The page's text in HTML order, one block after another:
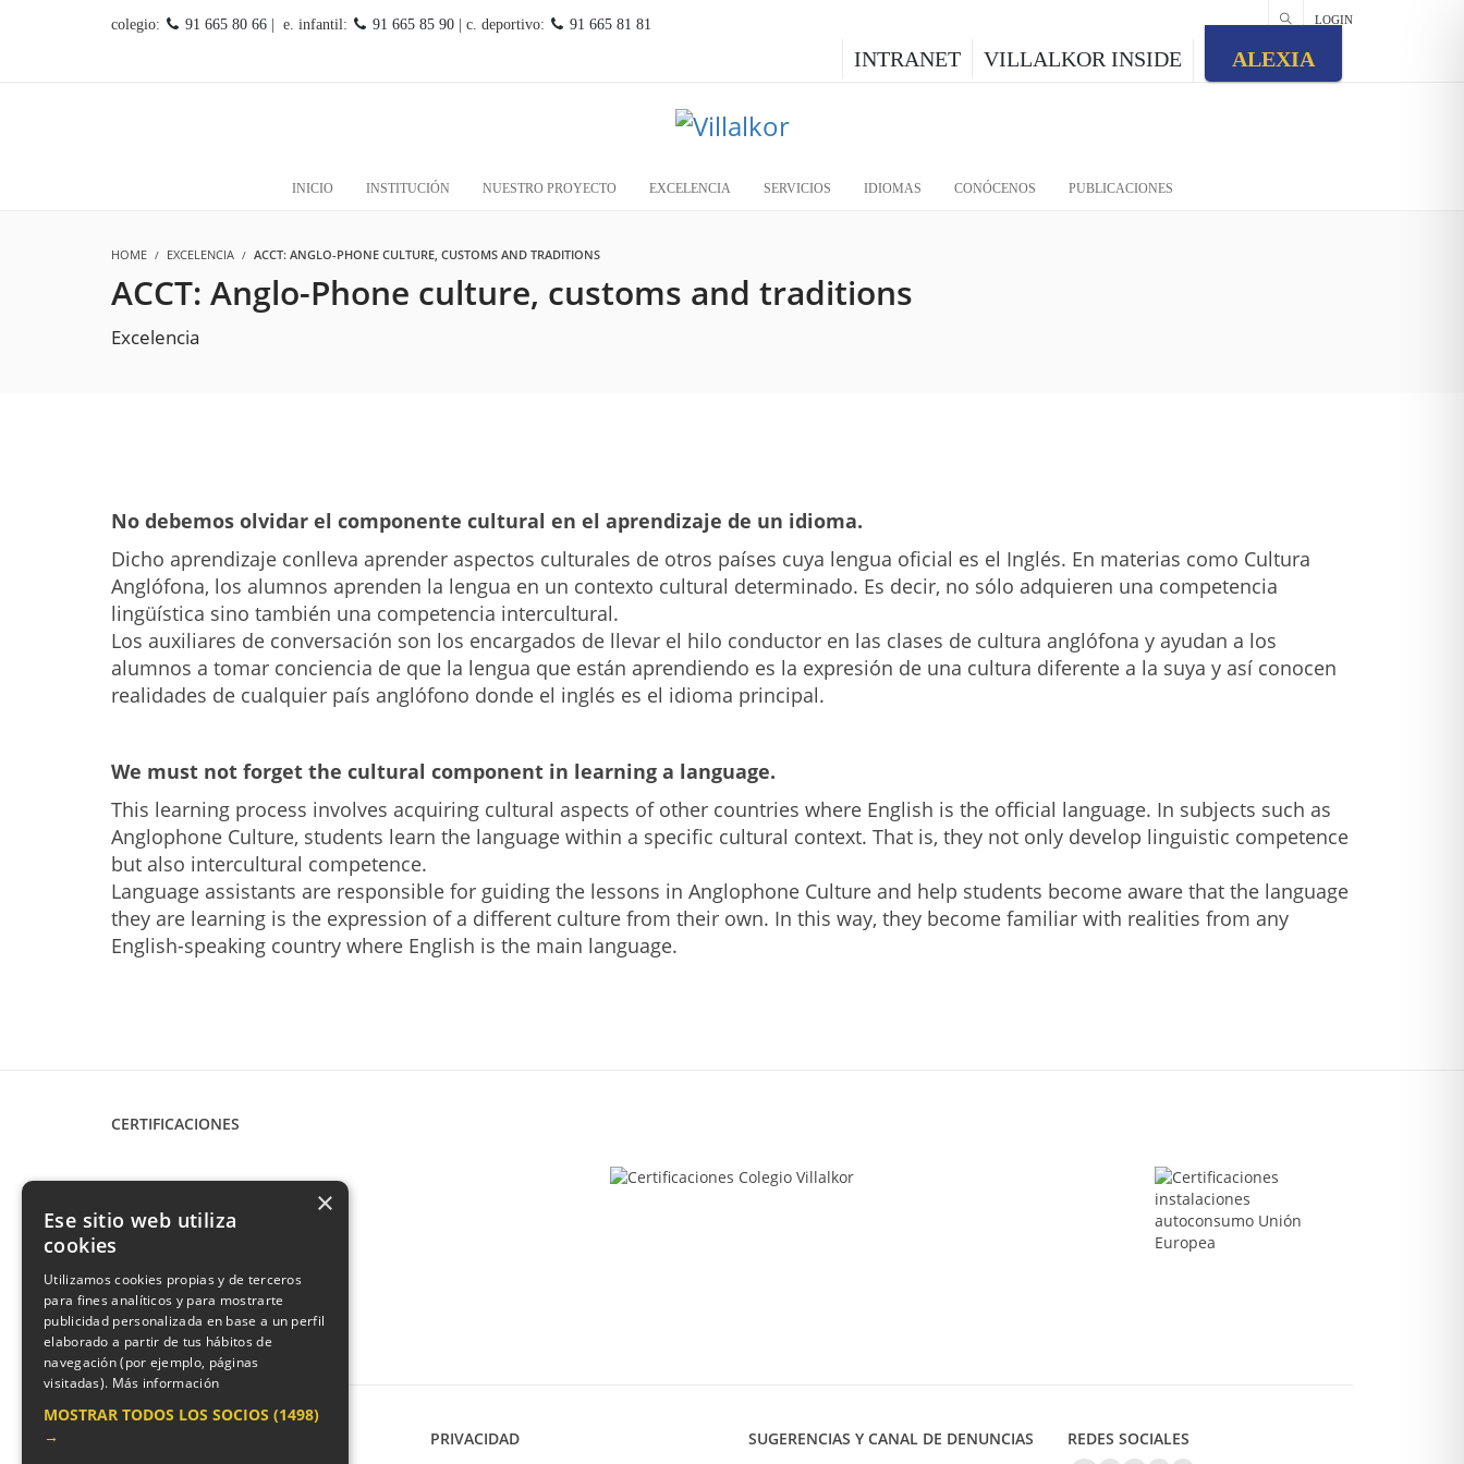
colegio: 91 665 80 66 | e. infantil: 91 665 85 90 | c. deportivo: 91 665 81 81 LOGIN
INTRANET VILLALKOR INSIDE ALEXIA
INICIO INSTITUCIÓN NUESTRO PROYECTO EXCELENCIA SERVICIOS IDIOMAS CONÓCENOS PUBLICACIONES
HOME EXCELENCIA ACCT: ANGLO-PHONE CULTURE, CUSTOMS AND TRADITIONS
ACCT: Anglo-Phone culture, customs and traditions
Excelencia
No debemos olvidar el componente cultural en el aprendizaje de un idioma.
Dicho aprendizaje conlleva aprender aspectos culturales de otros países cuya lengua oficial es el Inglés. En materias como Cultura
Anglófona, los alumnos aprenden la lengua en un contexto cultural determinado. Es decir, no sólo adquieren una competencia
lingüística sino también una competencia intercultural.
Los auxiliares de conversación son los encargados de llevar el hilo conductor en las clases de cultura anglófona y ayudan a los
alumnos a tomar conciencia de que la lengua que están aprendiendo es la expresión de una cultura diferente a la suya y así conocen
realidades de cualquier país anglófono donde el inglés es el idioma principal.
We must not forget the cultural component in learning a language.
This learning process involves acquiring cultural aspects of other countries where English is the official language. In subjects such as
Anglophone Culture, students learn the language within a specific cultural context. That is, they not only develop linguistic competence
but also intercultural competence.
Language assistants are responsible for guiding the lessons in Anglophone Culture and help students become aware that the language
they are learning is the expression of a different culture from their own. In this way, they become familiar with realities from any
English-speaking country where English is the main language.
CERTIFICACIONES
PRIVACIDAD
SUGERENCIAS Y CANAL DE DENUNCIAS
REDES SOCIALES
×
Ese sitio web utiliza
cookies
Utilizamos cookies propias y de terceros
para fines analíticos y para mostrarte
publicidad personalizada en base a un perfil
elaborado a partir de tus hábitos de
navegación (por ejemplo, páginas
visitadas). Más información
MOSTRAR TODOS LOS SOCIOS (1498)
→